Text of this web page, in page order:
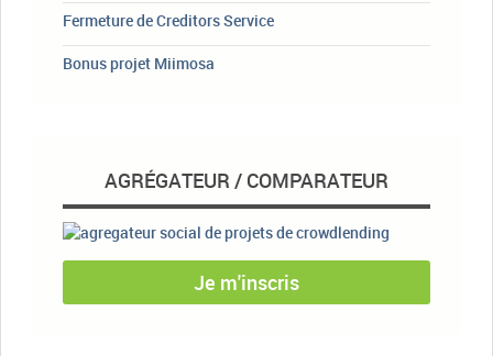
Fermeture de Creditors Service
Bonus projet Miimosa
AGRÉGATEUR / COMPARATEUR
Je m'inscris